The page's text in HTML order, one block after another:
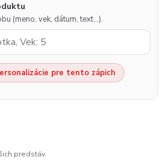
(meno, vek, dátum, text…).
pre tento zápich
predstáv.